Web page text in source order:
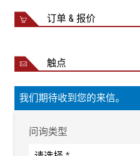
订单 & 报价
触点
我们期待收到您的来信。
问询类型